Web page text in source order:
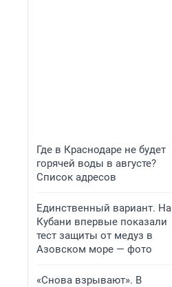
Где в Краснодаре не будет
горячей воды в августе?
Список адресов
Единственный вариант. На
Кубани впервые показали
тест защиты от медуз в
Азовском море — фото
«Снова взрывают». В